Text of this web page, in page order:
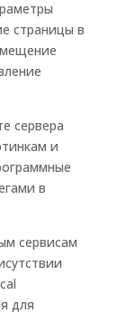
страницы в
сервера
и
в
сервисам
для